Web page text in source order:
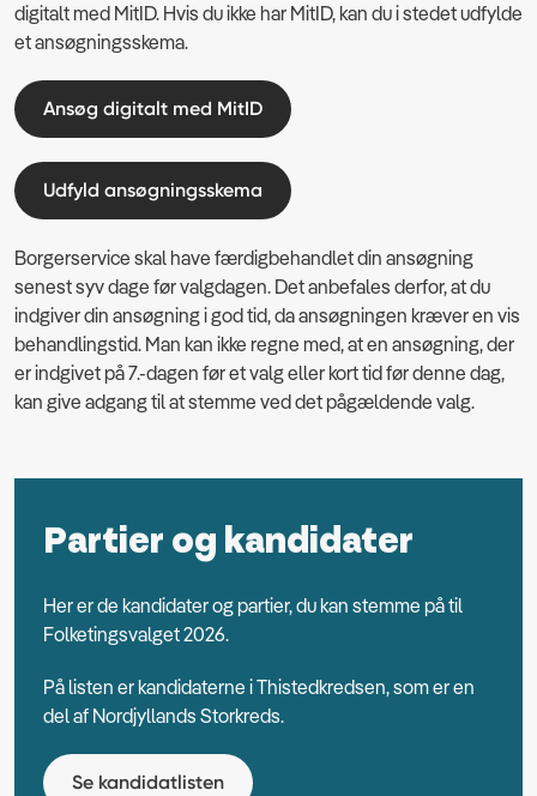
digitalt med MitID. Hvis du ikke har MitID, kan du i stedet udfylde
et ansøgningsskema.
Ansøg digitalt med MitID
Udfyld ansøgningsskema
Borgerservice skal have færdigbehandlet din ansøgning
senest syv dage før valgdagen. Det anbefales derfor, at du
indgiver din ansøgning i god tid, da ansøgningen kræver en vis
behandlingstid. Man kan ikke regne med, at en ansøgning, der
er indgivet på 7.-dagen før et valg eller kort tid før denne dag,
kan give adgang til at stemme ved det pågældende valg.
Partier og kandidater
Her er de kandidater og partier, du kan stemme på til
Folketingsvalget 2026.
På listen er kandidaterne i Thistedkredsen, som er en
del af Nordjyllands Storkreds.
Se kandidatlisten